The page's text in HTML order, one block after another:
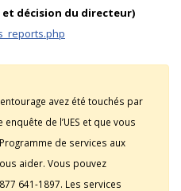
et décision du directeur)
avez été touchés par
de l’UES et que vous
de services aux
aider. Vous pouvez
641-1897. Les services